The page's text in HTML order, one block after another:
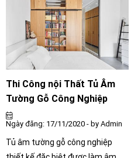
Thi Công nội Thất Tủ Âm
Tường Gỗ Công Nghiệp
Ngày đăng: 17/11/2020 - by Admin
Tủ âm tường gỗ công nghiệp